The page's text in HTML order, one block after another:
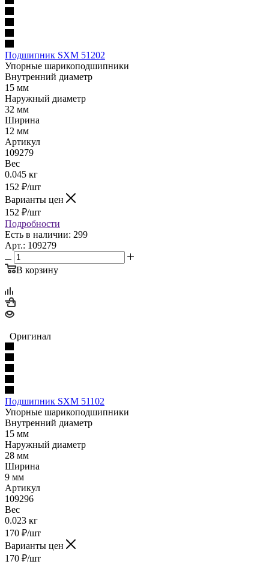
Подшипник SXM 51202
Упорные шарикоподшипники
Внутренний диаметр
15 мм
Наружный диаметр
32 мм
Ширина
12 мм
Артикул
109279
Вес
0.045 кг
152 ₽/шт
Варианты цен
152 ₽/шт
Подробности
Есть в наличии: 299
Арт.: 109279
В корзину
Оригинал
Подшипник SXM 51102
Упорные шарикоподшипники
Внутренний диаметр
15 мм
Наружный диаметр
28 мм
Ширина
9 мм
Артикул
109296
Вес
0.023 кг
170 ₽/шт
Варианты цен
170 ₽/шт